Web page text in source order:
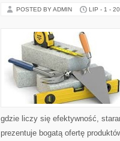
POSTED BY ADMIN LIP - 1 -
gdzie liczy się efektywność,
prezentuje bogatą ofertę